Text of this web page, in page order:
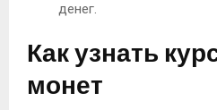
денег.
Как узнать
монет